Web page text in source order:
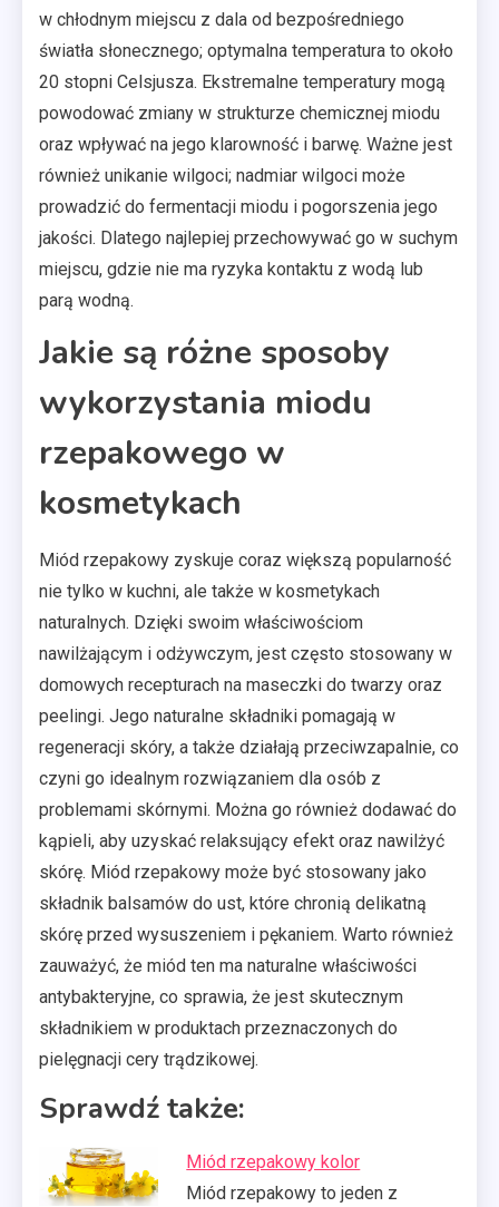
w chłodnym miejscu z dala od bezpośredniego
światła słonecznego; optymalna temperatura to około
20 stopni Celsjusza. Ekstremalne temperatury mogą
powodować zmiany w strukturze chemicznej miodu
oraz wpływać na jego klarowność i barwę. Ważne jest
również unikanie wilgoci; nadmiar wilgoci może
prowadzić do fermentacji miodu i pogorszenia jego
jakości. Dlatego najlepiej przechowywać go w suchym
miejscu, gdzie nie ma ryzyka kontaktu z wodą lub
parą wodną.
Jakie są różne sposoby
wykorzystania miodu
rzepakowego w
kosmetykach
Miód rzepakowy zyskuje coraz większą popularność
nie tylko w kuchni, ale także w kosmetykach
naturalnych. Dzięki swoim właściwościom
nawilżającym i odżywczym, jest często stosowany w
domowych recepturach na maseczki do twarzy oraz
peelingi. Jego naturalne składniki pomagają w
regeneracji skóry, a także działają przeciwzapalnie, co
czyni go idealnym rozwiązaniem dla osób z
problemami skórnymi. Można go również dodawać do
kąpieli, aby uzyskać relaksujący efekt oraz nawilżyć
skórę. Miód rzepakowy może być stosowany jako
składnik balsamów do ust, które chronią delikatną
skórę przed wysuszeniem i pękaniem. Warto również
zauważyć, że miód ten ma naturalne właściwości
antybakteryjne, co sprawia, że jest skutecznym
składnikiem w produktach przeznaczonych do
pielęgnacji cery trądzikowej.
Sprawdź także:
Miód rzepakowy kolor
Miód rzepakowy to jeden z